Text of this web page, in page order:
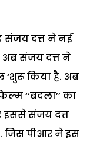
संजय दत्त ने नई
अब संजय दत्त ने
किया है. अब
‘‘बदला’’ का
इससे संजय दत्त
जिस पीआर ने इस